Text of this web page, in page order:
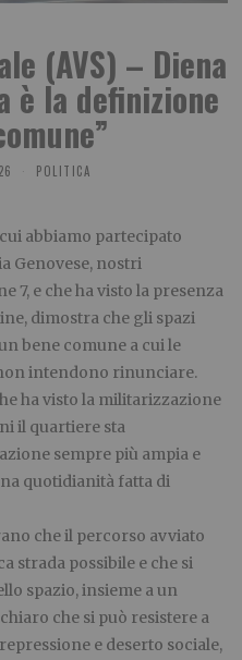
(AVS) – Diena
è la definizione
POLITICA
abbiamo partecipato
Genovese, nostri
7, e che ha visto la presenza
dimostra che gli spazi
bene comune a cui le
intendono rinunciare.
ha visto la militarizzazione
il quartiere sta
sempre più ampia e
quotidianità fatta di
che il percorso avviato
strada possibile e che si
spazio, insieme a un
che si può resistere a
e deserto sociale,